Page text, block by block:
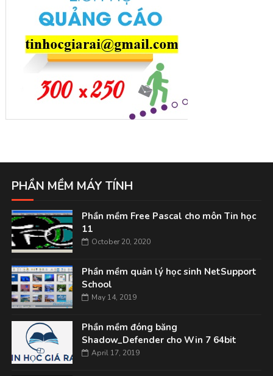
PHẦN MỀM MÁY TÍNH
Phần mềm Free Pascal cho môn Tin học
11
October 20, 2020
Phần mềm quản lý học sinh NetSupport
School
May 14, 2019
Phần mềm đóng băng
Shadow_Defender cho Win 7 64bit
April 17, 2019